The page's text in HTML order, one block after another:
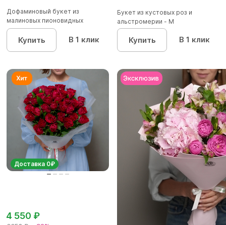
Дофаминовый букет из
малиновых пионовидных
кустовых роз...
Купить В 1 клик
Букет из кустовых роз и
альстромерии - М
Купить В 1 клик
Доставка 0₽
4 550 ₽